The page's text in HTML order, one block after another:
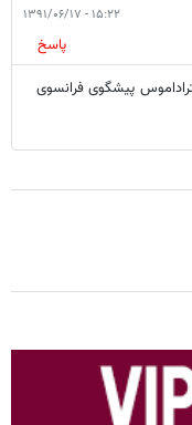
۱۵:۲۲ - ۱۳۹۱/۰۶/۱۷
پاسخ
پیشگوی فرانسوی